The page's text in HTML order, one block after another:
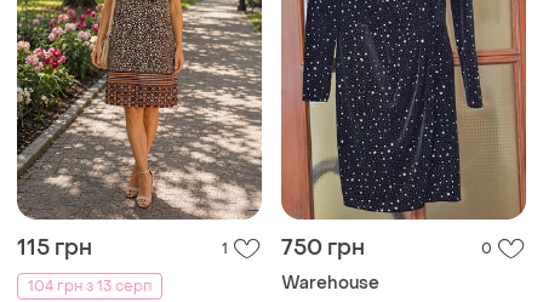
115 грн
1
104 грн з 13 серп
750 грн 0
Warehouse